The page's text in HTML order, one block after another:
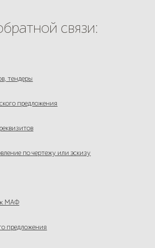
связи:
тендеры
предложения
по чертежу или эскизу
МАФ
предложения